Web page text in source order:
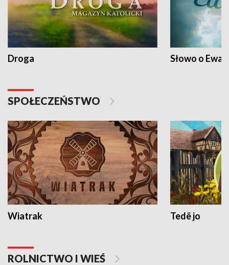
Droga Słowo o
SPOŁECZEŃSTWO
Wiatrak Tedë jo
ROLNICTWO I WIEŚ